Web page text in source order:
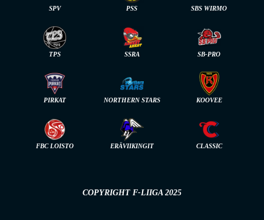
SPV PSS SBS WIRMO
TPS SSRA SB-PRO
PIRKAT NORTHERN STARS KOOVEE
FBC LOISTO ERÄVIIKINGIT CLASSIC
COPYRIGHT F-LIIGA 2025